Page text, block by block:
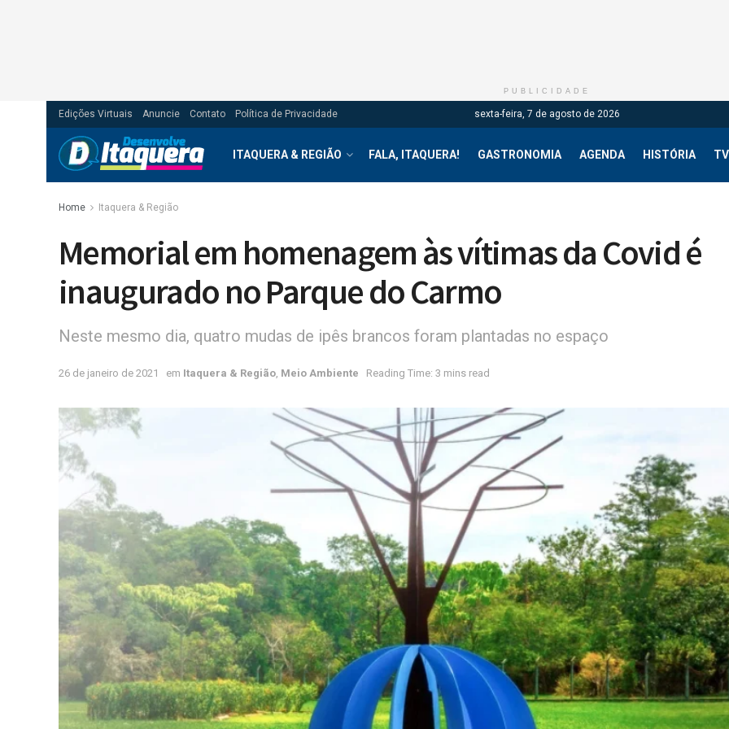
PUBLICIDADE
Edições Virtuais Anuncie Contato Política de Privacidade sexta-feira, 7 de agosto de 2026
ITAQUERA & REGIÃO FALA, ITAQUERA! GASTRONOMIA AGENDA HISTÓRIA
Home Itaquera & Região
Memorial em homenagem às vítimas da Covid é
inaugurado no Parque do Carmo
Neste mesmo dia, quatro mudas de ipês brancos foram plantadas no espaço
26 de janeiro de 2021 em Itaquera & Região Meio Ambiente Reading Time: 3 mins read